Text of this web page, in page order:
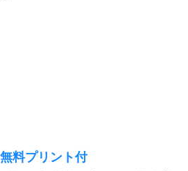
料プリント付